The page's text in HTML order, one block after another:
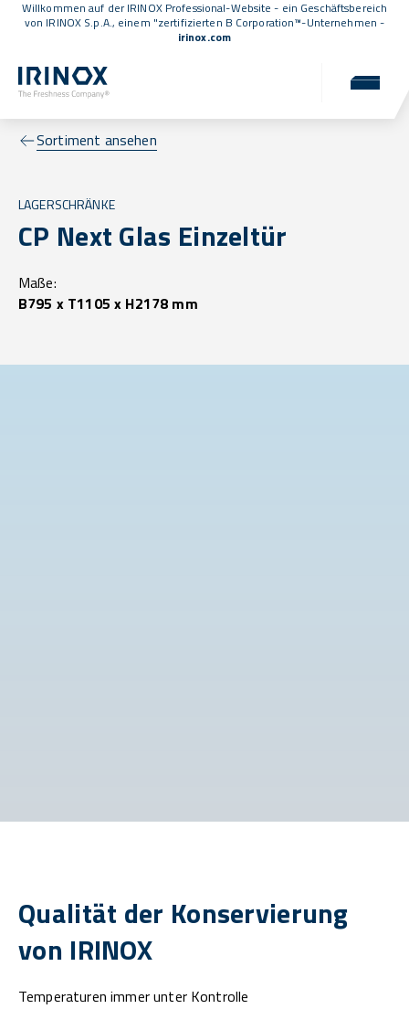
Willkommen auf der IRINOX Professional-Website - ein Geschäftsbereich
von IRINOX S.p.A., einem "zertifizierten B Corporation™-Unternehmen -
irinox.com
Sortiment ansehen
LAGERSCHRÄNKE
CP Next Glas Einzeltür
Maße:
B795 x T1105 x H2178 mm
Qualität der Konservierung
von IRINOX
Temperaturen immer unter Kontrolle